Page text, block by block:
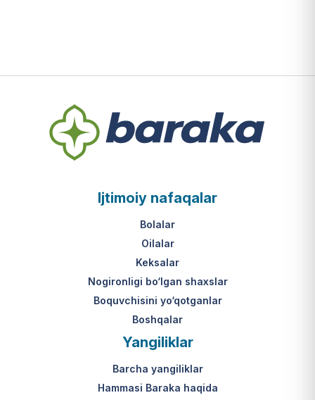
Ijtimoiy nafaqalar
Bolalar
Oilalar
Keksalar
Nogironligi bo‘lgan shaxslar
Boquvchisini yo‘qotganlar
Boshqalar
Yangiliklar
Barcha yangiliklar
Hammasi Baraka haqida